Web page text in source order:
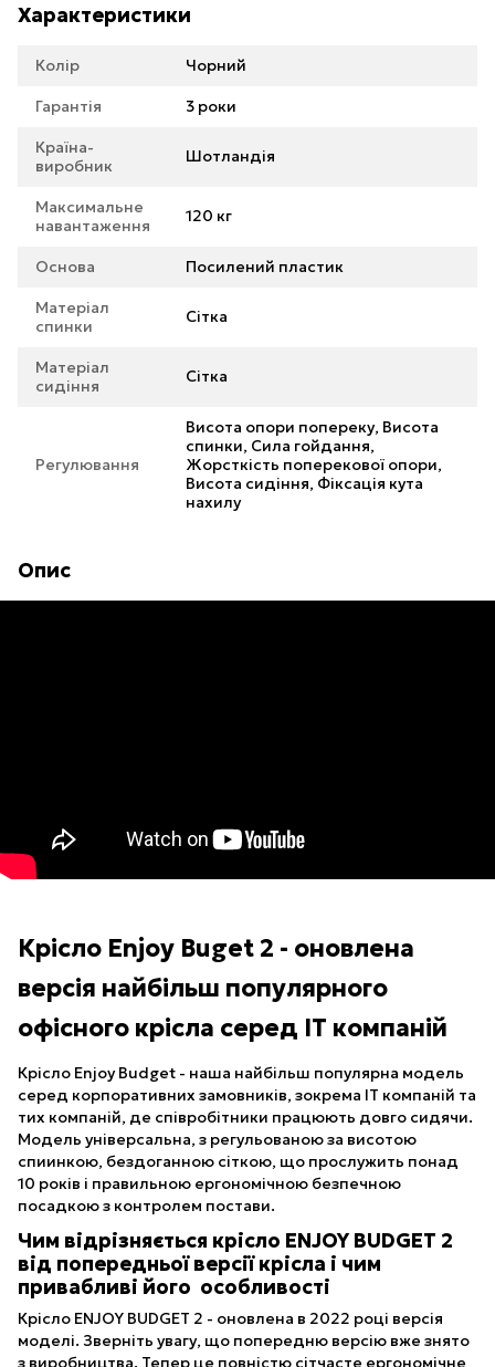
Характеристики
Колір Чорний
Гарантія 3 роки
Країна-
виробник
Шотландія
Максимальне
навантаження
120 кг
Основа Посилений пластик
Матеріал
спинки
Сітка
Матеріал
сидіння
Сітка
Регулювання
Висота опори попереку, Висота
спинки, Сила гойдання,
Жорсткість поперекової опори,
Висота сидіння, Фіксація кута
нахилу
Опис
Крісло Enjoy Buget 2 - оновлена
версія найбільш популярного
офісного крісла серед ІТ компаній
Крісло Enjoy Budget - наша найбільш популярна модель
серед корпоративних замовників, зокрема ІТ компаній та
тих компаній, де співробітники працюють довго сидячи.
Модель універсальна, з регульованою за висотою
спиинкою, бездоганною сіткою, що прослужить понад
10 років і правильною ергономічною безпечною
посадкою з контролем постави.
Чим відрізняється крісло ENJOY BUDGET 2
від попередньої версії крісла і чим
привабливі його особливості
Крісло ENJOY BUDGET 2 - оновлена в 2022 році версія
моделі. Зверніть увагу, що попередню версію вже знято
з виробництва. Тепер це повністю сітчасте ергономічне